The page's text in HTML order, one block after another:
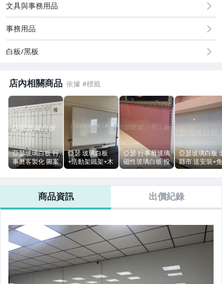
文具與事務用品
事務用品
白板/黑板
店內相關商品
亞瑟玻璃白板 行
事曆客製化 圖案
客製化 磁性玻璃
開會白板 投影白
板 超白白板 限
地區含安裝
亞瑟 玻璃白板
+活動架鐵架+木
框 防眩光玻璃
璃 投影玻璃白板
客製化訂做 優惠
中
亞瑟 行事曆玻璃
磁性玻璃白板 投
影玻璃 玻璃白板
玻璃 北縣免運費
亞瑟玻璃白板
縣市 送安裝+免
運費 使用壽命
佈欄 廚房烤漆
+磁性
商品資訊 出價紀錄